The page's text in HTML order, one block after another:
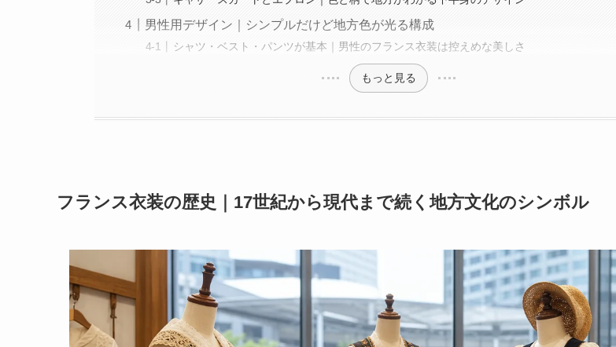
男性用デザイン｜シンプルだけど地方色が光る構成
シャツ・ベスト・パンツが基本｜男性のフランス衣装は控えめな美しさ
もっと見る
フランス衣装の歴史｜17世紀から現代まで続く地方文化のシンボル